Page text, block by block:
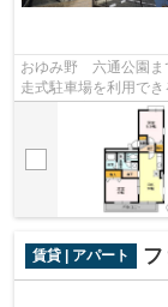
おゆみ野 六通公園ま
走式駐車場を利用で
す。千葉市緑区エリ
賃貸 | アパート